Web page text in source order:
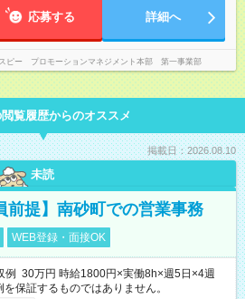
応募する 詳細へ
ピー プロモーションマネジメント本部 第一事業部
覧履歴からのオススメ
掲載日：2026.08.10
未読
前提】南砂町での営業事務
WEB登録・面接OK
30万円 時給1800円×実働8h×週5日×4週
保証するものではありません。